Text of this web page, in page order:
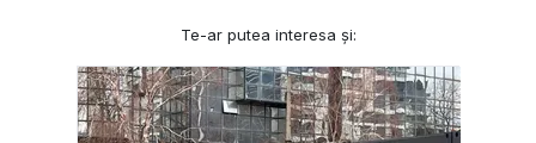
Te-ar putea interesa și: